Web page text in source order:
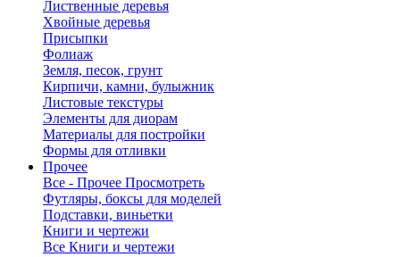
Лиственные деревья
Хвойные деревья
Присыпки
Фолиаж
Земля, песок, грунт
Кирпичи, камни, булыжник
Листовые текстуры
Элементы для диорам
Материалы для постройки
Формы для отливки
Прочее
Все - Прочее Просмотреть
Футляры, боксы для моделей
Подставки, виньетки
Книги и чертежи
Все Книги и чертежи